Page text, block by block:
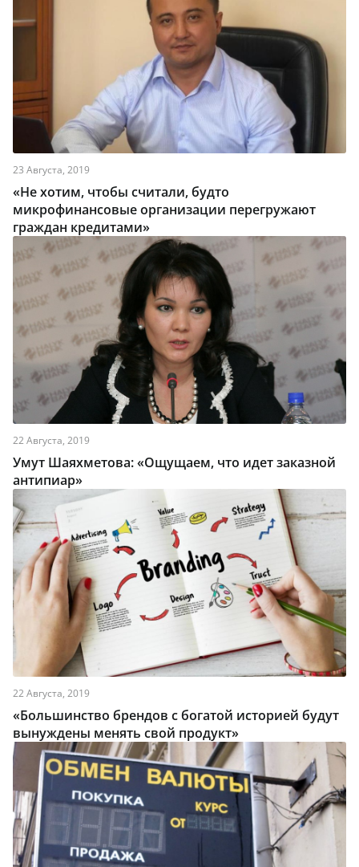
23 Августа, 2019
«Не хотим, чтобы считали, будто
микрофинансовые организации перегружают
граждан кредитами»
22 Августа, 2019
Умут Шаяхметова: «Ощущаем, что идет заказной
антипиар»
22 Августа, 2019
«Большинство брендов с богатой историей будут
вынуждены менять свой продукт»